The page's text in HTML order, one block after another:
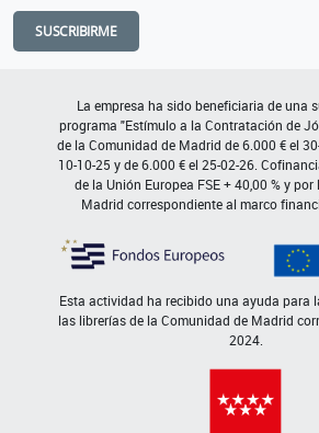
SUSCRIBIRME
La empresa ha sido beneficiaria de una
programa "Estímulo a la Contratación de
de la Comunidad de Madrid de 6.000 € el
10-10-25 y de 6.000 € el 25-02-26.
de la Unión Europea FSE + 40,00 % y
Madrid correspondiente al marco
Esta actividad ha recibido una ayuda para
las librerías de la Comunidad de Madrid
2024.